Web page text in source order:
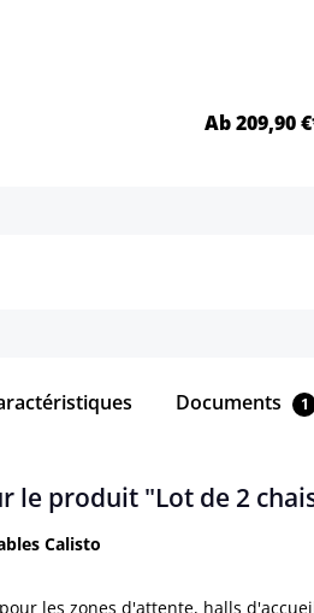
Ab 209,90
Documents 1
le produit "Lot de 2
Calisto
les zones d'attente, halls